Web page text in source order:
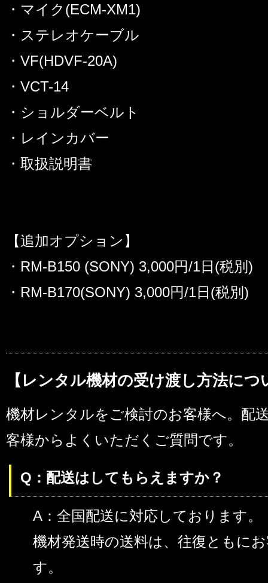
・マイク(ECM-XM1)
・ステレオケーブル
・VF(HDVF-20A)
・VCT-14
・ショルダーベルト
・レインカバー
・取扱説明書
【追加オプション】
・RM-B150 (SONY) 3,000円/1日(税別)
・RM-B170(SONY) 3,000円/1日(税別)
【レンタル機材の受け渡し方法につ
機材レンタルをご検討のお客様へ。配
客様からよくいただくご質問です。
Q：配送はしてもらえますか？
A：全国配送に対応しております。
機材発送時の送料は、往復ともに
す。